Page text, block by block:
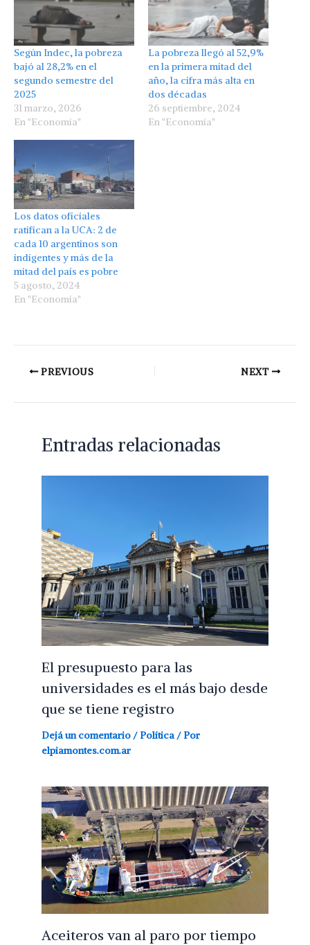
Según Indec, la pobreza
bajó al 28,2% en el
segundo semestre del
2025
31 marzo, 2026
En "Economía"
La pobreza llegó al 52,9%
en la primera mitad del
año, la cifra más alta en
dos décadas
26 septiembre, 2024
En "Economía"
Los datos oficiales
ratifican a la UCA: 2 de
cada 10 argentinos son
indigentes y más de la
mitad del país es pobre
5 agosto, 2024
En "Economía"
PREVIOUS NEXT
Entradas relacionadas
El presupuesto para las
universidades es el más bajo desde
que se tiene registro
Dejá un comentario / Política / Por
elpiamontes.com.ar
Aceiteros van al paro por tiempo